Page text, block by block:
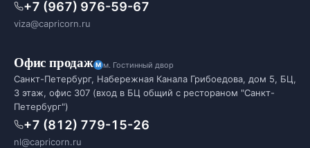
+7 (967) 976-59-67
viza@capricorn.ru
Офис продаж м. Гостинный двор
Санкт-Петербург, Набережная Канала Грибоедова, дом 5, БЦ,
3 этаж, офис 307 (вход в БЦ общий с рестораном "Санкт-
Петербург")
+7 (812) 779-15-26
nl@capricorn.ru